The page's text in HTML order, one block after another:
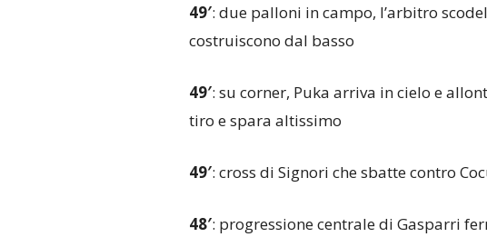
49′: due palloni in campo, l’arbitro
costruiscono dal basso
49′: su corner, Puka arriva in cielo e
tiro e spara altissimo
49′: cross di Signori che sbatte contro
48′: progressione centrale di Gasparri